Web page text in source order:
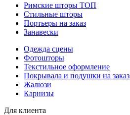
Римские шторы ТОП
Стильные шторы
Портьеры на заказ
Занавески
Одежда сцены
Фотошторы
Текстильное оформление
Покрывала и подушки на заказ
Жалюзи
Карнизы
Для клиента